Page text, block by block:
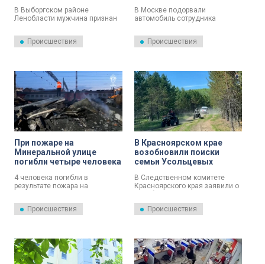
В Выборгском районе
Ленобласти мужчина признан
избиении знакомого, сообщает
пресс-служба СУ СК России по
Происшествия
юноша и девушка
В Москве подорвали
автомобиль сотрудника
Происшествия
При пожаре на
Минеральной улице
погибли четыре человека
4 человека погибли в
результате пожара на
из предприятий,
расположенных рядом с
Происшествия
В Красноярском крае
возобновили поиски
семьи Усольцевых
В Следственном комитете
Красноярского края заявили о
Усольцевых, которые
пришлось остановить осенью
беспилотники.
Происшествия